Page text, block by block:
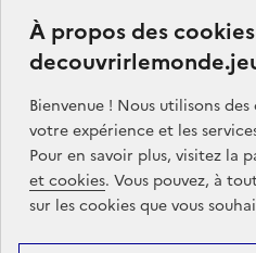
de vous guider dans vos
finaliser votre projet de
un volontariat.
Partners
gouvernement.fr
service-public.gouv.fr
À propos des
Bienvenue ! Nous utilisons
votre expérience et les
Pour en savoir plus, visitez la
et cookies. Vous pouvez, à
sur les cookies que vous